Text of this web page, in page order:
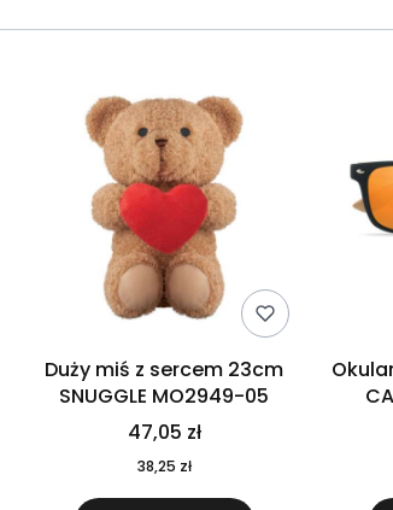
Duży miś z sercem 23cm
SNUGGLE MO2949-05
47,05 zł
38,25 zł